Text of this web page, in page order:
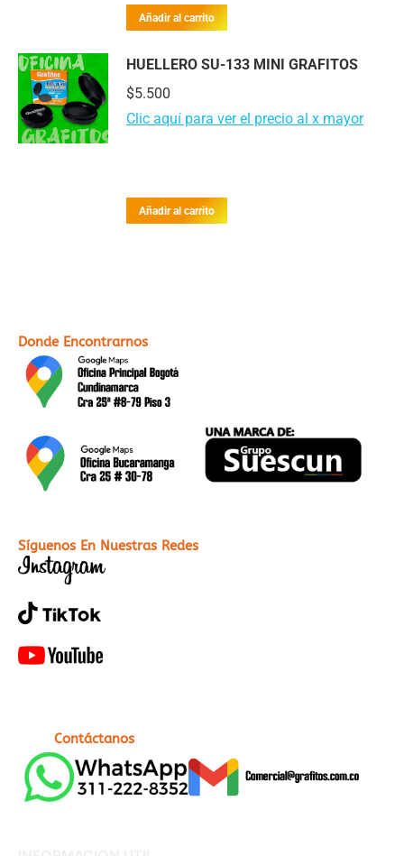
Añadir al carrito
HUELLERO SU-133 MINI GRAFITOS
$5.500
Clic aquí para ver el precio al x mayor
Añadir al carrito
Donde Encontrarnos
Síguenos En Nuestras Redes
Contáctanos